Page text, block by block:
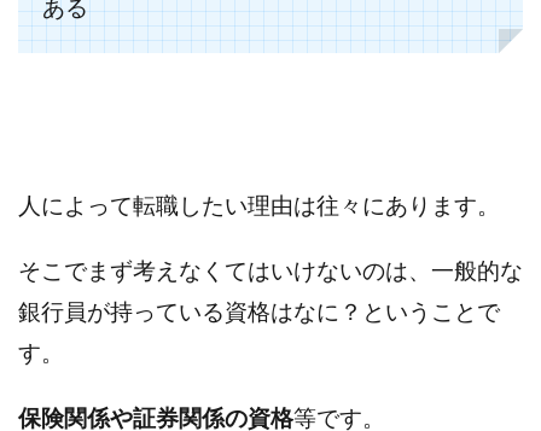
ある
人によって転職したい理由は往々にあります。
そこでまず考えなくてはいけないのは、一般的な
銀行員が持っている資格はなに？ということで
す。
保険関係や証券関係の資格等です。